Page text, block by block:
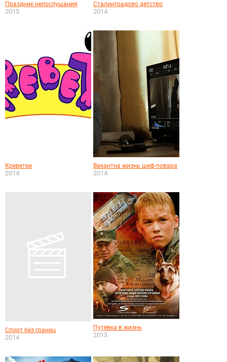
Праздник непослушания
2015
Сталинградово детство
2014
Креветки
2014
Вакантна жизнь шеф-повара
2014
Спорт без границ
2014
Путёвка в жизнь
2013